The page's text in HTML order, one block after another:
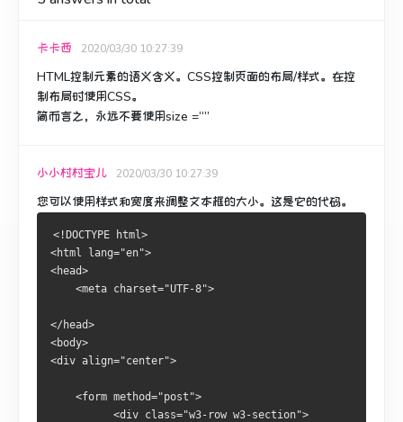
卡卡西 2020/03/30 10:27:39
HTML控制元素的语义含义。 CSS控制页面的布局/样式。 在控
制布局时使用CSS。
简而言之，永远不要使用size =“”
小小村村宝儿 2020/03/30 10:27:39
您可以使用样式和宽度来调整文本框的大小。 这是它的代码。
<!DOCTYPE html>
<html lang="en">
<head>
    <meta charset="UTF-8">
</head>
<body>
<div align="center">
    <form method="post">
          <div class="w3-row w3-section">